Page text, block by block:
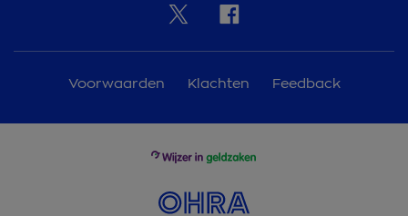
Voorwaarden Klachten Feedback